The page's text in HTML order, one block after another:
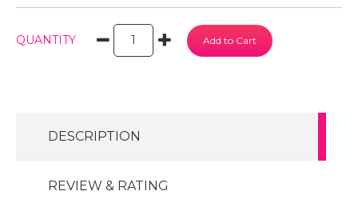
QUANTITY
DESCRIPTION
REVIEW & RATING